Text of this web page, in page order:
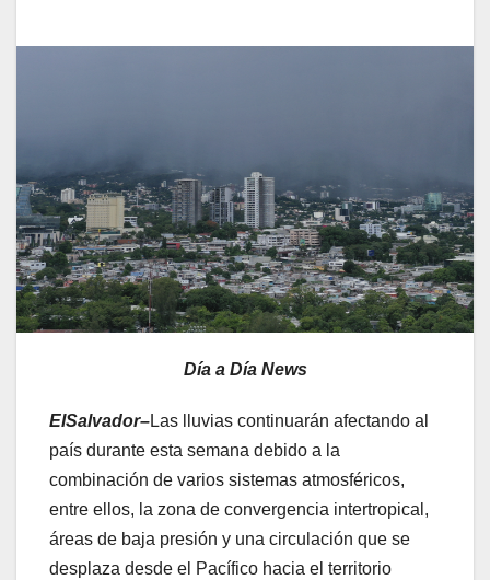
Día a Día News
ElSalvador–Las lluvias continuarán afectando al
país durante esta semana debido a la
combinación de varios sistemas atmosféricos,
entre ellos, la zona de convergencia intertropical,
áreas de baja presión y una circulación que se
desplaza desde el Pacífico hacia el territorio